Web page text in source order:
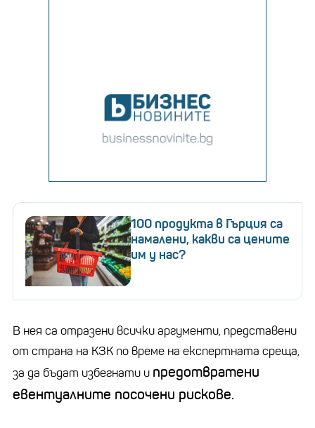
100 продукта в Гърция са
намалени, какви са цените
им у нас?
В нея са отразени всички аргументи, представени
от страна на КЗК по време на експертната среща,
за да бъдат избегнати и предотвратени
евентуалните посочени рискове.